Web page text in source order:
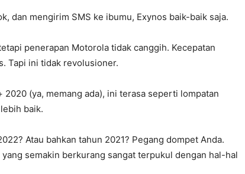
dan mengirim SMS ke ibumu, Exynos baik-baik saja.
penerapan Motorola tidak canggih. Kecepatan
Tapi ini tidak revolusioner.
(ya, memang ada), ini terasa seperti lompatan
baik.
Atau bahkan tahun 2021? Pegang dompet Anda.
semakin berkurang sangat terpukul dengan hal-hal